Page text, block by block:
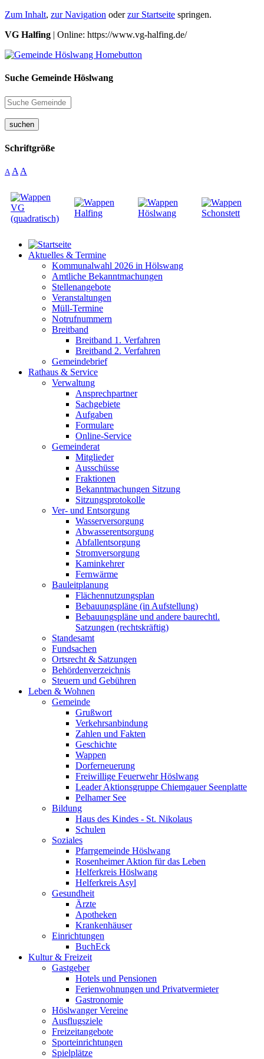
Zum Inhalt, zur Navigation oderzur Startseite springen.
VG Halfing | Online: https://www.vg-halfing.de/
Suche Gemeinde Höslwang
suchen
Schriftgröße
A A A
Aktuelles & Termine
Kommunalwahl 2026 in Hölswang
Amtliche Bekanntmachungen
Stellenangebote
Veranstaltungen
Müll-Termine
Notrufnummern
Breitband
Breitband 1. Verfahren
Breitband 2. Verfahren
Gemeindebrief
Rathaus & Service
Verwaltung
Ansprechpartner
Sachgebiete
Aufgaben
Formulare
Online-Service
Gemeinderat
Mitglieder
Ausschüsse
Fraktionen
Bekanntmachungen Sitzung
Sitzungsprotokolle
Ver- und Entsorgung
Wasserversorgung
Abwasserentsorgung
Abfallentsorgung
Stromversorgung
Kaminkehrer
Fernwärme
Bauleitplanung
Flächennutzungsplan
Bebauungspläne (in Aufstellung)
Bebauungspläne und andere baurechtl.
Satzungen (rechtskräftig)
Standesamt
Fundsachen
Ortsrecht & Satzungen
Behördenverzeichnis
Steuern und Gebühren
Leben & Wohnen
Gemeinde
Grußwort
Verkehrsanbindung
Zahlen und Fakten
Geschichte
Wappen
Dorferneuerung
Freiwillige Feuerwehr Höslwang
Leader Aktionsgruppe Chiemgauer Seenplatte
Pelhamer See
Bildung
Haus des Kindes - St. Nikolaus
Schulen
Soziales
Pfarrgemeinde Höslwang
Rosenheimer Aktion für das Leben
Helferkreis Höslwang
Helferkreis Asyl
Gesundheit
Ärzte
Apotheken
Krankenhäuser
Einrichtungen
BuchEck
Kultur & Freizeit
Gastgeber
Hotels und Pensionen
Ferienwohnungen und Privatvermieter
Gastronomie
Höslwanger Vereine
Ausflugsziele
Freizeitangebote
Sporteinrichtungen
Spielplätze